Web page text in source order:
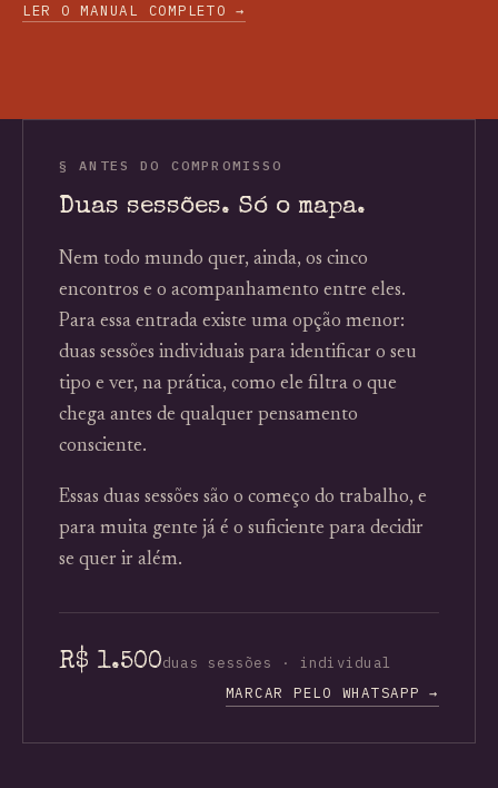
LER O MANUAL COMPLETO →
§ ANTES DO COMPROMISSO
Duas sessões. Só o mapa.
Nem todo mundo quer, ainda, os cinco
encontros e o acompanhamento entre eles.
Para essa entrada existe uma opção menor:
duas sessões individuais para identificar o seu
tipo e ver, na prática, como ele filtra o que
chega antes de qualquer pensamento
consciente.
Essas duas sessões são o começo do trabalho, e
para muita gente já é o suficiente para decidir
se quer ir além.
R$ 1.500duas sessões · individual
MARCAR PELO WHATSAPP →